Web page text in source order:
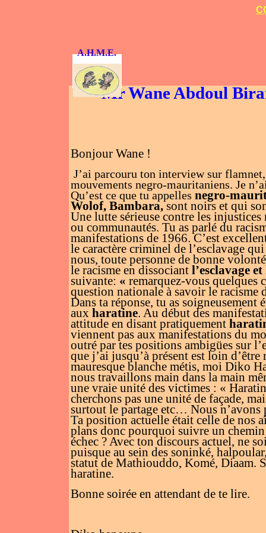
A.H.M.E.
Mr Wane Abdoul
Bonjour Wane !
J’ai parcouru ton interview sur
mouvements negro-mauritaniens. Je
Qu’est ce que tu appelles negro-
Wolof, Bambara,sont noirs et qui
Une lutte sérieuse contre les
ou communautés. Tu as parlé du
manifestations de 1966. C’est
le caractère criminel de l’esclavage
nous, toute personne de bonne
le racisme en dissociant l’esclavage
suivante: « remarquez-vous quelques
question nationale à savoir le racisme
Dans ta réponse, tu as
aux haratine. Au début des
attitude en disant pratiquement
viennent pas aux manifestations du
outré par tes positions ambigües sur
que j’ai jusqu’à présent est loin
mauresque blanche métis, moi Diko
nous travaillons main dans la main
une vraie unité des victimes : «
cherchons pas une unité de façade,
surtout le partage etc… Nous n’avons
Ta position actuelle était celle de nos
plans donc pourquoi suivre un
échec ? Avec ton discours actuel, ne
puisque au sein des soninké,
statut de Mathiouddo, Komé, Diaam.
haratine.
Bonne soirée en attendant de te lire.